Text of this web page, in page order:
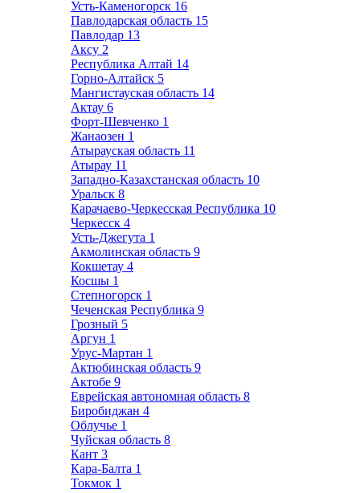
Усть-Каменогорск 16
Павлодарская область 15
Павлодар 13
Аксу 2
Республика Алтай 14
Горно-Алтайск 5
Мангистауская область 14
Актау 6
Форт-Шевченко 1
Жанаозен 1
Атырауская область 11
Атырау 11
Западно-Казахстанская область 10
Уральск 8
Карачаево-Черкесская Республика 10
Черкесск 4
Усть-Джегута 1
Акмолинская область 9
Кокшетау 4
Косшы 1
Степногорск 1
Чеченская Республика 9
Грозный 5
Аргун 1
Урус-Мартан 1
Актюбинская область 9
Актобе 9
Еврейская автономная область 8
Биробиджан 4
Облучье 1
Чуйская область 8
Кант 3
Кара-Балта 1
Токмок 1